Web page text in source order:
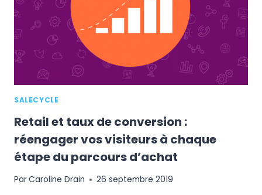
SALECYCLE
Retail et taux de conversion :
réengager vos visiteurs à chaque
étape du parcours d’achat
ParCaroline Drain 26 septembre 2019